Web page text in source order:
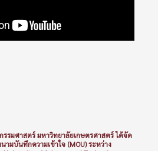
รมศาสตร์ มหาวิทยาลัยเกษตรศาสตร์ ได้จัด
ามบันทึกความเข้าใจ (MOU) ระหว่าง